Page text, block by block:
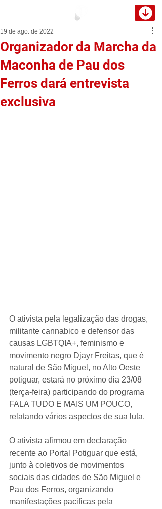
Organizador da Marcha da
Maconha de Pau dos
Ferros dará entrevista
exclusiva
19 de ago. de 2022
O ativista pela legalização das drogas,
militante cannabico e defensor das
causas LGBTQIA+, feminismo e
movimento negro Djayr Freitas, que é
natural de São Miguel, no Alto Oeste
potiguar, estará no próximo dia 23/08
(terça-feira) participando do programa
FALA TUDO E MAIS UM POUCO,
relatando vários aspectos de sua luta.
O ativista afirmou em declaração
recente ao Portal Potiguar que está,
junto à coletivos de movimentos
sociais das cidades de São Miguel e
Pau dos Ferros, organizando
manifestações pacificas pela